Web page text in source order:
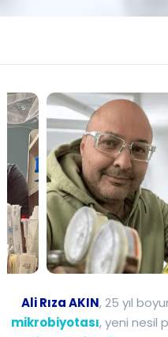
Ali Rıza
Ali Rıza AKIN, 25 yıl
mikrobiyotası, yeni nesil